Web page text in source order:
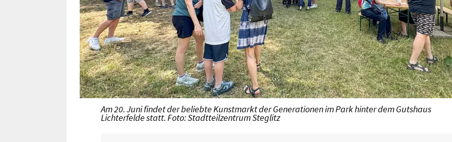
Am 20. Juni findet der beliebte Kunstmarkt der Generationen im Park hinter dem Gutshaus
Lichterfelde statt. Foto: Stadtteilzentrum Steglitz